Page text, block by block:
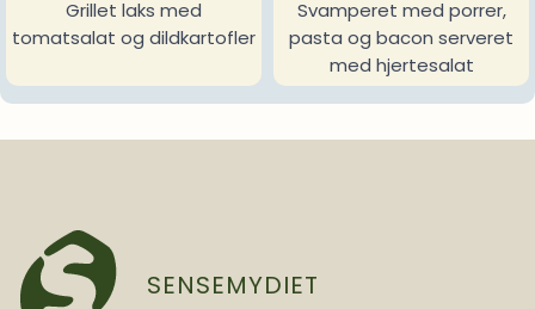
Grillet laks med
tomatsalat og dildkartofler
Svamperet med porrer,
pasta og bacon serveret
med hjertesalat
SENSEMYDIET